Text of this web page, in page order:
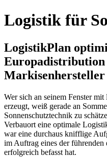
Logistik für
LogistikPlan
Markisenhersteller
Wer sich an seinem Fenster
erzeugt, weiß gerade an
Sonnenschutztechnik zu
Verbauort eine optimale
war eine durchaus knifflige
im Auftrag eines der führenden
erfolgreich befasst hat.